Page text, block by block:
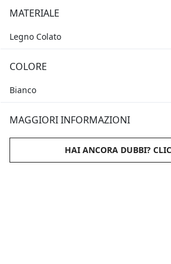
MATERIALE
Legno Colato
COLORE
Bianco
MAGGIORI INFORMAZIONI
HAI ANCORA DUBBI?